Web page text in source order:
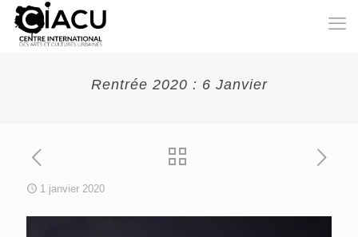
Rentrée 2020 : 6 Janvier
1 janvier 2020